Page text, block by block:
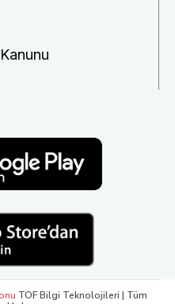
TOF Bilgi Teknolojileri | Tüm